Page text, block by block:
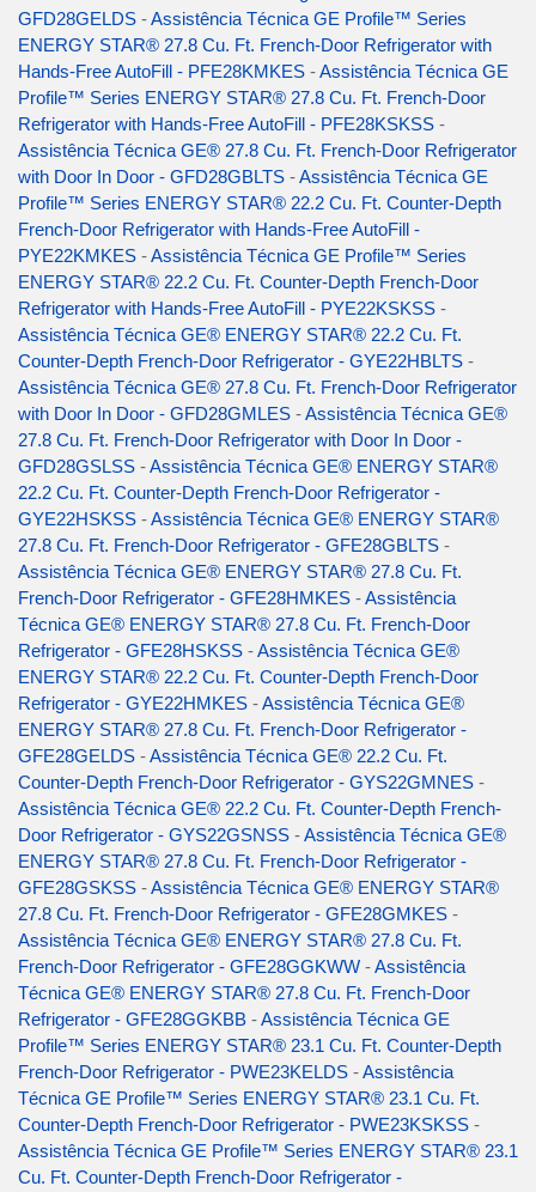
GFD28GELDS -Assistência Técnica GE Profile™ Series
ENERGY STAR® 27.8 Cu. Ft. French-Door Refrigerator with
Hands-Free AutoFill - PFE28KMKES -Assistência Técnica GE
Profile™ Series ENERGY STAR® 27.8 Cu. Ft. French-Door
Refrigerator with Hands-Free AutoFill - PFE28KSKSS -
Assistência Técnica GE® 27.8 Cu. Ft. French-Door Refrigerator
with Door In Door - GFD28GBLTS -Assistência Técnica GE
Profile™ Series ENERGY STAR® 22.2 Cu. Ft. Counter-Depth
French-Door Refrigerator with Hands-Free AutoFill -
PYE22KMKES -Assistência Técnica GE Profile™ Series
ENERGY STAR® 22.2 Cu. Ft. Counter-Depth French-Door
Refrigerator with Hands-Free AutoFill - PYE22KSKSS -
Assistência Técnica GE® ENERGY STAR® 22.2 Cu. Ft.
Counter-Depth French-Door Refrigerator - GYE22HBLTS -
Assistência Técnica GE® 27.8 Cu. Ft. French-Door Refrigerator
with Door In Door - GFD28GMLES -Assistência Técnica GE®
27.8 Cu. Ft. French-Door Refrigerator with Door In Door -
GFD28GSLSS -Assistência Técnica GE® ENERGY STAR®
22.2 Cu. Ft. Counter-Depth French-Door Refrigerator -
GYE22HSKSS -Assistência Técnica GE® ENERGY STAR®
27.8 Cu. Ft. French-Door Refrigerator - GFE28GBLTS -
Assistência Técnica GE® ENERGY STAR® 27.8 Cu. Ft.
French-Door Refrigerator - GFE28HMKES -Assistência
Técnica GE® ENERGY STAR® 27.8 Cu. Ft. French-Door
Refrigerator - GFE28HSKSS -Assistência Técnica GE®
ENERGY STAR® 22.2 Cu. Ft. Counter-Depth French-Door
Refrigerator - GYE22HMKES -Assistência Técnica GE®
ENERGY STAR® 27.8 Cu. Ft. French-Door Refrigerator -
GFE28GELDS -Assistência Técnica GE® 22.2 Cu. Ft.
Counter-Depth French-Door Refrigerator - GYS22GMNES -
Assistência Técnica GE® 22.2 Cu. Ft. Counter-Depth French-
Door Refrigerator - GYS22GSNSS -Assistência Técnica GE®
ENERGY STAR® 27.8 Cu. Ft. French-Door Refrigerator -
GFE28GSKSS -Assistência Técnica GE® ENERGY STAR®
27.8 Cu. Ft. French-Door Refrigerator - GFE28GMKES -
Assistência Técnica GE® ENERGY STAR® 27.8 Cu. Ft.
French-Door Refrigerator - GFE28GGKWW -Assistência
Técnica GE® ENERGY STAR® 27.8 Cu. Ft. French-Door
Refrigerator - GFE28GGKBB -Assistência Técnica GE
Profile™ Series ENERGY STAR® 23.1 Cu. Ft. Counter-Depth
French-Door Refrigerator - PWE23KELDS -Assistência
Técnica GE Profile™ Series ENERGY STAR® 23.1 Cu. Ft.
Counter-Depth French-Door Refrigerator - PWE23KSKSS -
Assistência Técnica GE Profile™ Series ENERGY STAR® 23.1
Cu. Ft. Counter-Depth French-Door Refrigerator -